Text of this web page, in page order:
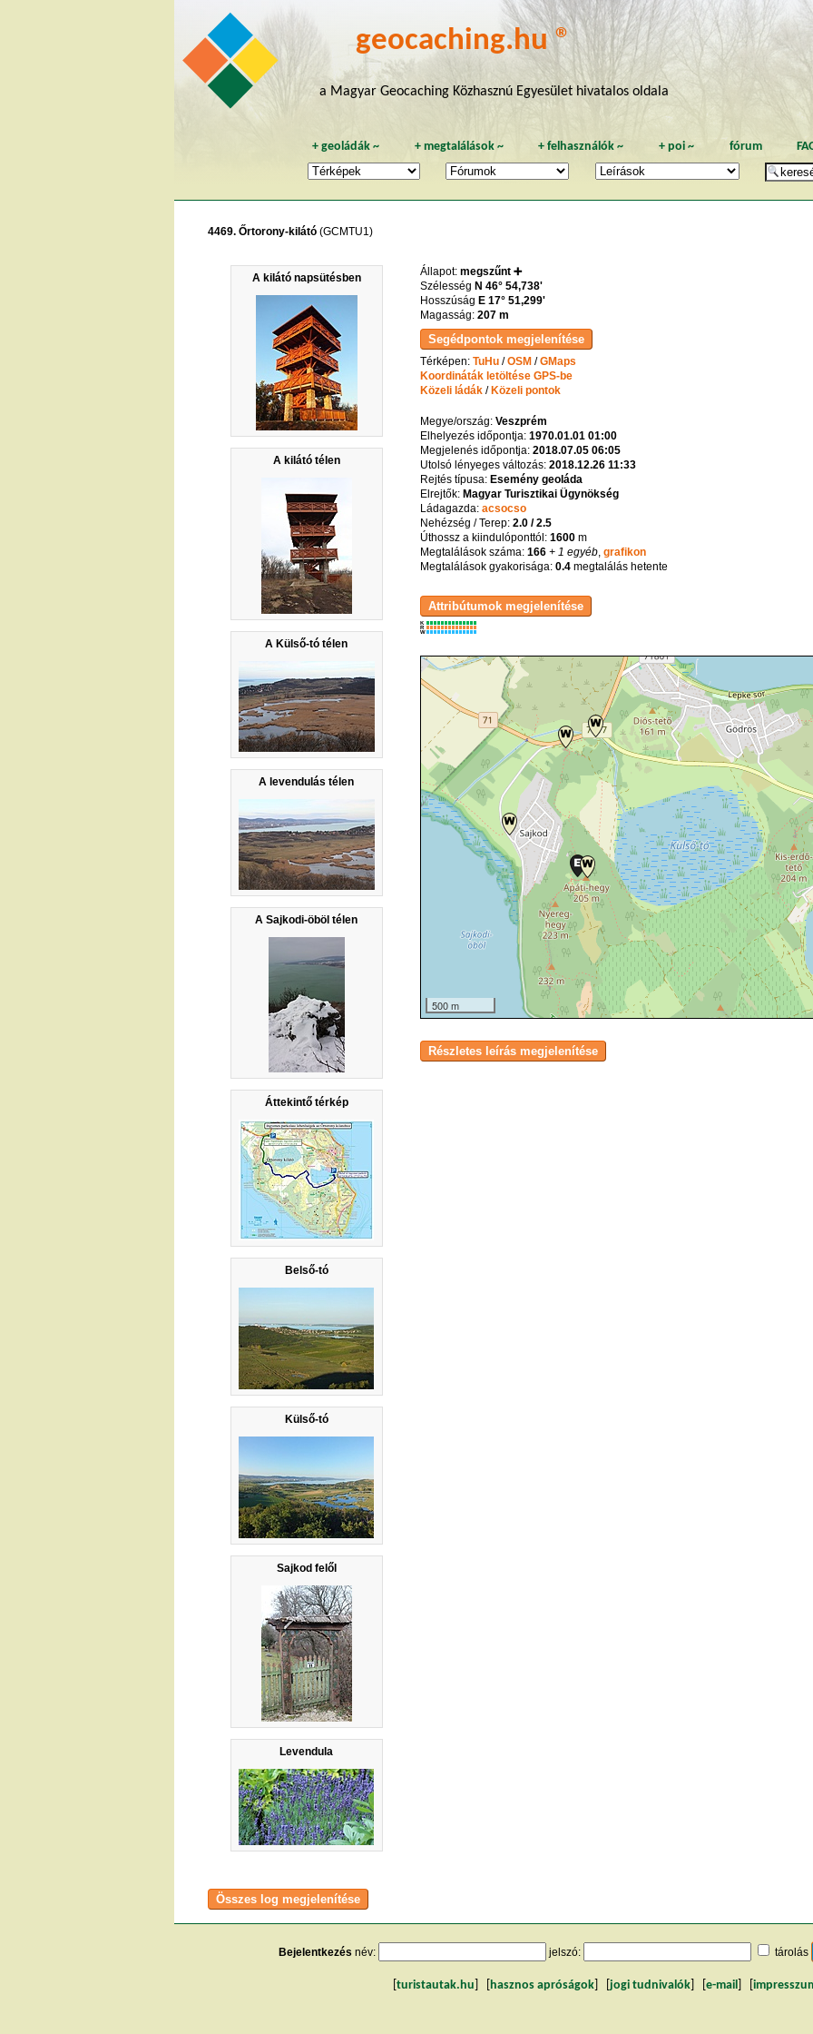
geocaching.hu ®
a Magyar Geocaching Közhasznú Egyesület hivatalos oldala
+geoládák ~ + megtalálások~ +felhasználók ~ + poi~ fórum
4469. Őrtorony-kilátó (GCMTU1)
A kilátó napsütésben
A kilátó télen
A Külső-tó télen
A levendulás télen
A Sajkodi-öböl télen
Áttekintő térkép
Belső-tó
Külső-tó
Sajkod felől
Levendula
Állapot: megszűnt ➕
Szélesség N 46° 54,738'
Hosszúság E 17° 51,299'
Magasság: 207 m
Térképen: TuHu/OSM /GMaps
Koordináták letöltése GPS-be
Közeli ládák/ Közeli pontok
Megye/ország: Veszprém
Elhelyezés időpontja: 1970.01.01 01:00
Megjelenés időpontja: 2018.07.05 06:05
Utolsó lényeges változás: 2018.12.26 11:33
Rejtés típusa: Esemény geoláda
Elrejtők: Magyar Turisztikai Ügynökség
Ládagazda: acsocso
Nehézség / Terep: 2.0 / 2.5
Úthossz a kiindulóponttól: 1600m
Megtalálások száma: 166+ 1 egyéb, grafikon
Megtalálások gyakorisága: 0.4megtalálás hetente
K
R
W
500 m
Bejelentkezés név: jelszó: tárolás
turistautak.hu hasznos apróságok jogi tudnivalók e-mail